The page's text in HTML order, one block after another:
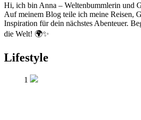
Hi, ich bin Anna – Weltenbummlerin und
Auf meinem Blog teile ich meine Reisen,
Inspiration für dein nächstes Abenteuer.
die Welt! 🌍✨
Lifestyle
1